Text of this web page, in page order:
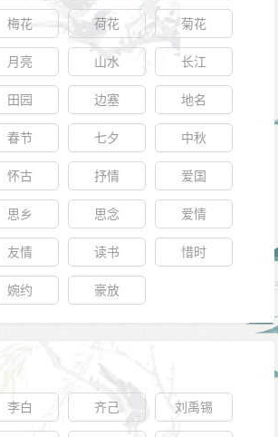
梅花 荷花 菊花
月亮 山水 长江
田园 边塞 地名
春节 七夕 中秋
怀古 抒情 爱国
思乡 思念 爱情
友情 读书 惜时
婉约 豪放
李白 齐己 刘禹锡